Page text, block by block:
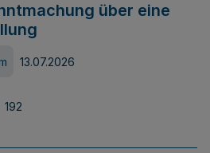
über eine
13.07.2026
192